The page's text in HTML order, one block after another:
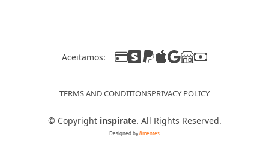
Aceitamos:
TERMS AND CONDITIONSPRIVACY POLICY
© Copyright inspirate. All Rights Reserved.
Designed by8mentes